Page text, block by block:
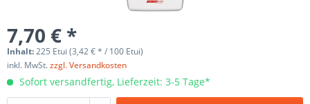
7,70 € *
Inhalt:225 Etui (3,42 € * / 100 Etui)
inkl. MwSt.zzgl. Versandkosten
Sofort versandfertig, Lieferzeit: 3-5 Tage*